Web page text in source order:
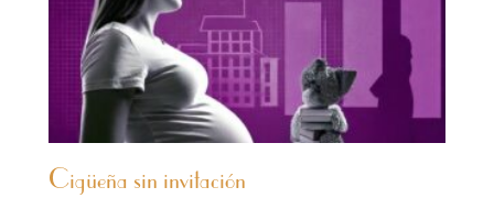
Cigüeña sin invitación